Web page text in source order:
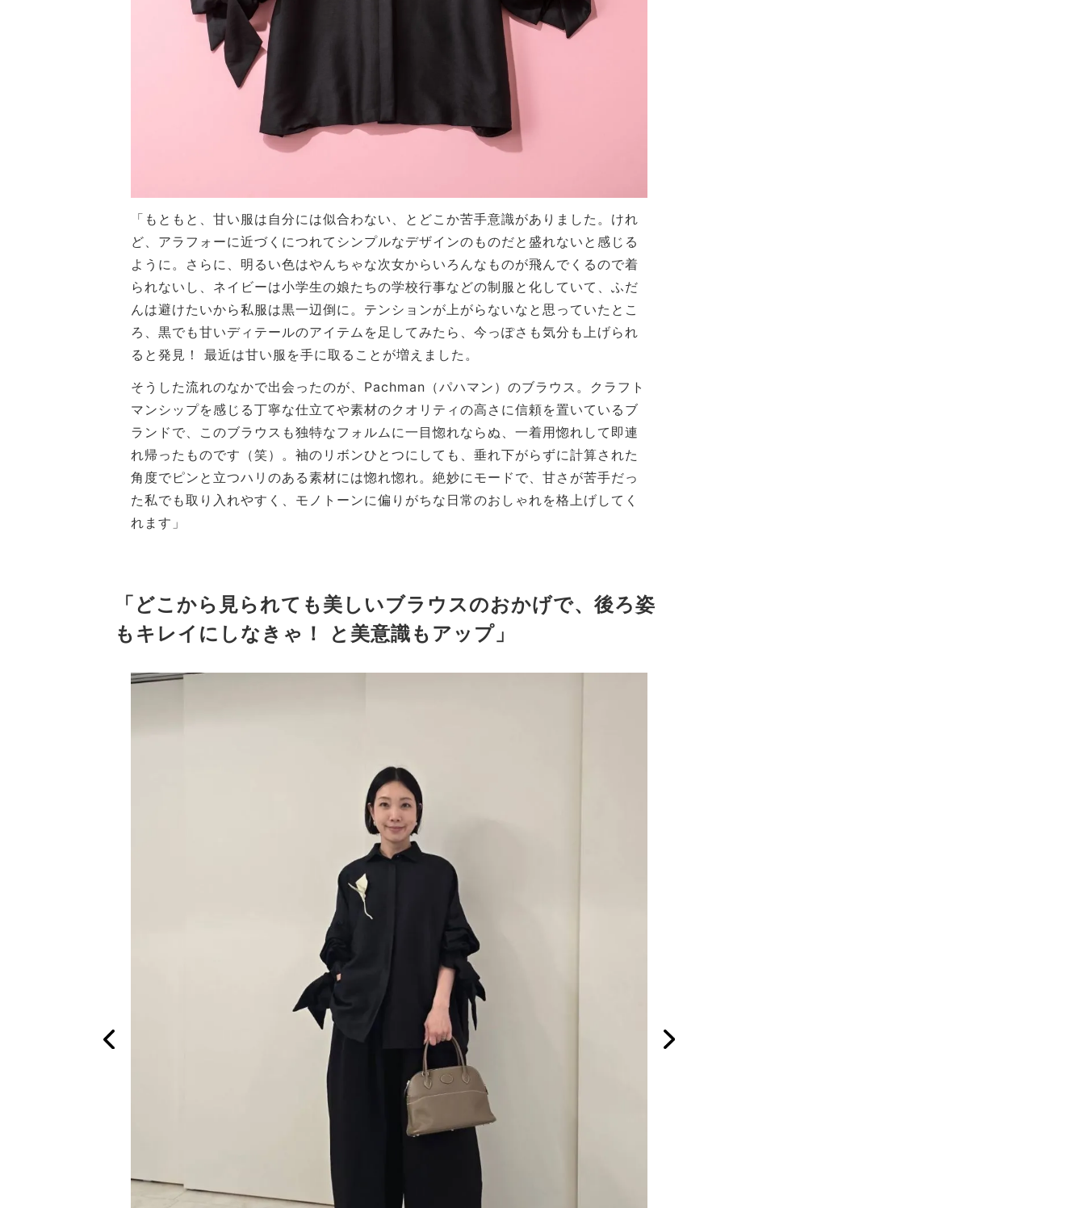
「もともと、甘い服は自分には似合わない、とどこか苦手意識がありました。けれ
ど、アラフォーに近づくにつれてシンプルなデザインのものだと盛れないと感じる
ように。さらに、明るい色はやんちゃな次女からいろんなものが飛んでくるので着
られないし、ネイビーは小学生の娘たちの学校行事などの制服と化していて、ふだ
んは避けたいから私服は黒一辺倒に。テンションが上がらないなと思っていたとこ
ろ、黒でも甘いディテールのアイテムを足してみたら、今っぽさも気分も上げられ
ると発見！ 最近は甘い服を手に取ることが増えました。
そうした流れのなかで出会ったのが、Pachman（パハマン）のブラウス。クラフト
マンシップを感じる丁寧な仕立てや素材のクオリティの高さに信頼を置いているブ
ランドで、このブラウスも独特なフォルムに一目惚れならぬ、一着用惚れして即連
れ帰ったものです（笑）。袖のリボンひとつにしても、垂れ下がらずに計算された
角度でピンと立つハリのある素材には惚れ惚れ。絶妙にモードで、甘さが苦手だっ
た私でも取り入れやすく、モノトーンに偏りがちな日常のおしゃれを格上げしてく
れます」
「どこから見られても美しいブラウスのおかげで、後ろ姿
もキレイにしなきゃ！ と美意識もアップ」